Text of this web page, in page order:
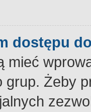
dostępu
mieć
grup. Żeby